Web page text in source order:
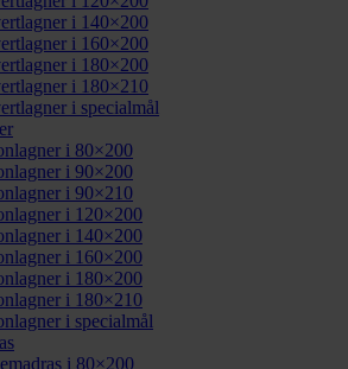
i 140×200
i 160×200
i 180×200
i 180×210
i specialmål
i 80×200
i 90×200
i 90×210
i 120×200
i 140×200
i 160×200
i 180×200
i 180×210
i specialmål
i 80×200